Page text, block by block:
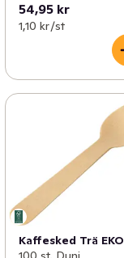
54,95 kr
1,10 kr /st
Kaffesked Trä EKO